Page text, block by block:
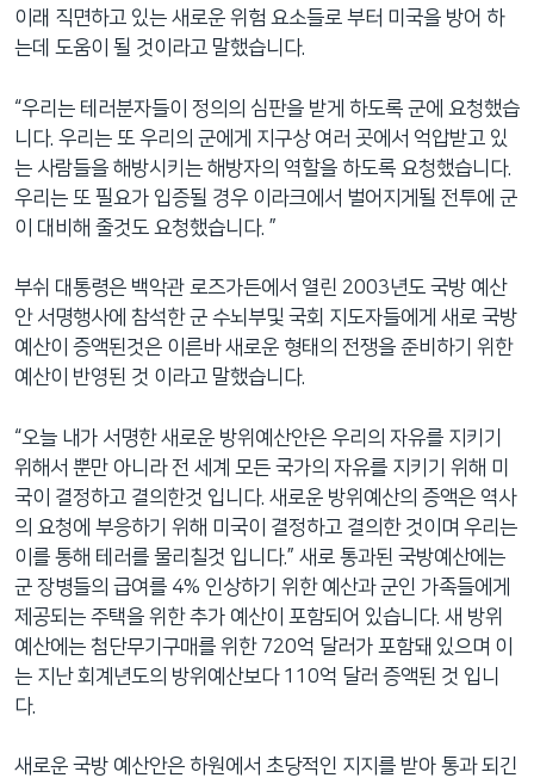
이
동
색
로
이
등
이래 직면하고 있는 새로운 위험 요소들로 부터 미국을 방어 하
는데 도움이 될 것이라고 말했습니다.
“우리는 테러분자들이 정의의 심판을 받게 하도록 군에 요청했습
니다. 우리는 또 우리의 군에게 지구상 여러 곳에서 억압받고 있
는 사람들을 해방시키는 해방자의 역할을 하도록 요청했습니다.
우리는 또 필요가 입증될 경우 이라크에서 벌어지게될 전투에 군
이 대비해 줄것도 요청했습니다. ”
부쉬 대통령은 백악관 로즈가든에서 열린 2003년도 국방 예산
안 서명행사에 참석한 군 수뇌부및 국회 지도자들에게 새로 국방
예산이 증액된것은 이른바 새로운 형태의 전쟁을 준비하기 위한
예산이 반영된 것 이라고 말했습니다.
“오늘 내가 서명한 새로운 방위예산안은 우리의 자유를 지키기
위해서 뿐만 아니라 전 세계 모든 국가의 자유를 지키기 위해 미
국이 결정하고 결의한것 입니다. 새로운 방위예산의 증액은 역사
의 요청에 부응하기 위해 미국이 결정하고 결의한 것이며 우리는
이를 통해 테러를 물리칠것 입니다.” 새로 통과된 국방예산에는
군 장병들의 급여를 4% 인상하기 위한 예산과 군인 가족들에게
제공되는 주택을 위한 추가 예산이 포함되어 있습니다. 새 방위
예산에는 첨단무기구매를 위한 720억 달러가 포함돼 있으며 이
는 지난 회계년도의 방위예산보다 110억 달러 증액된 것 입니
다.
새로운 국방 예산안은 하원에서 초당적인 지지를 받아 통과 되긴